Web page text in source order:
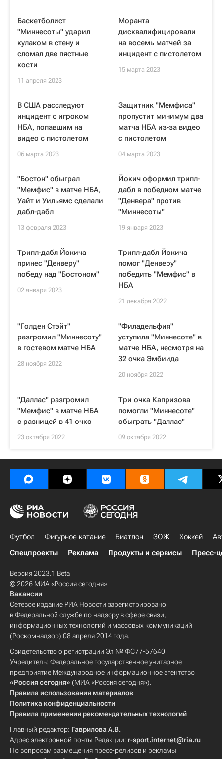
Баскетболист
"Миннесоты" ударил
кулаком в стену и
сломал две пястные
кости
11 апреля 2023
Моранта
дисквалифицировали
на восемь матчей за
инцидент с пистолетом
15 марта 2023
В США расследуют
инцидент с игроком
НБА, попавшим на
видео с пистолетом
06 марта 2023
Защитник "Мемфиса"
пропустит минимум два
матча НБА из-за видео
с пистолетом
04 марта 2023
"Бостон" обыграл
"Мемфис" в матче НБА,
Уайт и Уильямс сделали
дабл-дабл
13 февраля 2023
Йокич оформил трипл-
дабл в победном матче
"Денвера" против
"Миннесоты"
19 января 2023
Трипл-дабл Йокича
принес "Денверу"
победу над "Бостоном"
02 января 2023
Трипл-дабл Йокича
помог "Денверу"
победить "Мемфис" в
НБА
21 декабря 2022
"Голден Стэйт"
разгромил "Миннесоту"
в гостевом матче НБА
28 ноября 2022
"Филадельфия"
уступила "Миннесоте" в
матче НБА, несмотря на
32 очка Эмбиида
20 ноября 2022
"Даллас" разгромил
"Мемфис" в матче НБА
с разницей в 41 очко
23 октября 2022
Три очка Капризова
помогли "Миннесоте"
обыграть "Даллас"
09 октября 2022
Футбол Фигурное катание Биатлон ЗОЖ Хоккей
Спецпроекты
Реклама Продукты и сервисы Пресс-
Версия 2023.1 Beta
© 2026 МИА «Россия сегодня»
Вакансии
Сетевое издание РИА Новости зарегистрировано
в Федеральной службе по надзору в сфере связи,
информационных технологий и массовых коммуникаций
(Роскомнадзор) 08 апреля 2014 года.
Свидетельство о регистрации Эл № ФС77-57640
Учредитель: Федеральное государственное унитарное
предприятие Международное информационное агентство
«Россия сегодня» (МИА «Россия сегодня»).
Правила использования материалов
Политика конфиденциальности
Правила применения рекомендательных технологий
Главный редактор: Гаврилова А.В.
Адрес электронной почты Редакции: r-sport.internet@ria.ru
По вопросам размещения пресс-релизов и рекламы